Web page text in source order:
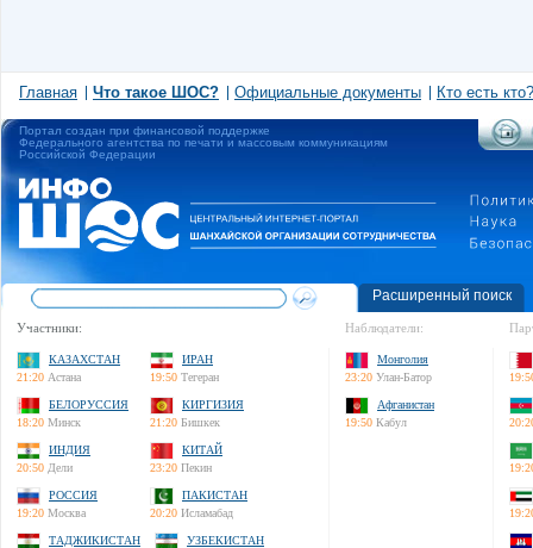
Главная Что такое ШОС? Официальные документы Кто есть кто?
Портал создан при финансовой поддержке
Федерального агентства по печати и массовым коммуникациям
Российской Федерации
Расширенный поиск
Участники:
КАЗАХСТАН
21:20 Астана
ИРАН
19:50 Тегеран
БЕЛОРУССИЯ
18:20 Минск
КИРГИЗИЯ
21:20 Бишкек
ИНДИЯ
20:50 Дели
КИТАЙ
23:20 Пекин
РОССИЯ
19:20 Москва
ПАКИСТАН
20:20 Исламабад
ТАДЖИКИСТАН
УЗБЕКИСТАН
Наблюдатели:
Монголия
23:20 Улан-Батор
Афганистан
19:50 Кабул